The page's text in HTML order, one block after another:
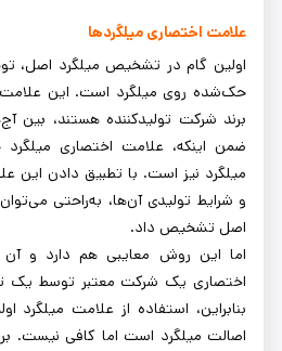
علامت اختصاری میلگردها
اولین گام در تشخیص میلگرد اصل،
حک‌شده روی میلگرد است. این
برند شرکت تولیدکننده هستند، بین
ضمن اینکه، علامت اختصاری
میلگرد نیز است. با تطبیق دادن
و شرایط تولیدی آن‌ها، به‌راحتی
اصل تشخیص داد.
اما این روش معایبی هم دارد و
اختصاری یک شرکت معتبر توسط یک
بنابراین، استفاده از علامت
اصالت میلگرد است اما کافی نیست.